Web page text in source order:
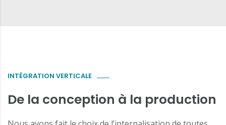
INTÉGRATION VERTICALE
De la conception à la production